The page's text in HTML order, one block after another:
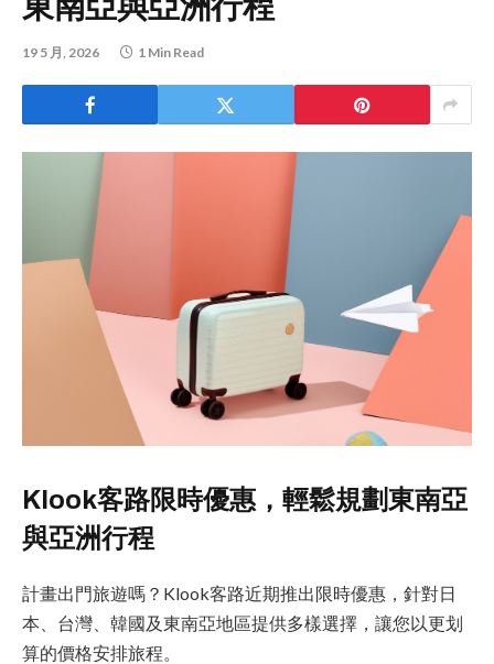
東南亞與亞洲行程
19 5 月, 2026 1 Min Read
Klook客路限時優惠，輕鬆規劃東南亞
與亞洲行程
計畫出門旅遊嗎？Klook客路近期推出限時優惠，針對日
本、台灣、韓國及東南亞地區提供多樣選擇，讓您以更划
算的價格安排旅程。